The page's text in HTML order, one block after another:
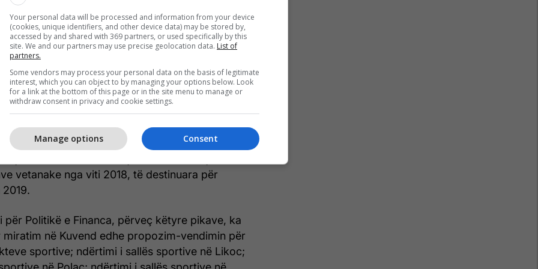
kryer aktivitetet e planifikuara sipas programit
dhe buxhetit të planifikuar për vitin 2018,
borxhi i bartur nga viti 2017 prej 1,174,280
euro vendime gjyqësore dhe me
janë kryer aktivitetet në komunë, duke
operative dhe kapitalet, si dhe në fund të
prej të cilave 484,706.73 euro të hyra në
2018, dhe 330 mijë e 806 euro mjete të
vetanake nga viti 2018, të destinuara për
për Politikë e Financa, përveç këtyre pikave, ka
në Kuvend edhe propozim-vendimin për
sportive; ndërtimi i sallës sportive në Likoc;
Your personal data will be processed and information from your device
(cookies, unique identifiers, and other device data) may be stored by,
accessed by and shared with 369 partners, or used specifically by this
site. We and our partners may use precise geolocation data. List of
partners.
Some vendors may process your personal data on the basis of legitimate
interest, which you can object to by managing your options below. Look
for a link at the bottom of this page or in the site menu to manage or
withdraw consent in privacy and cookie settings.
Consent
Manage options